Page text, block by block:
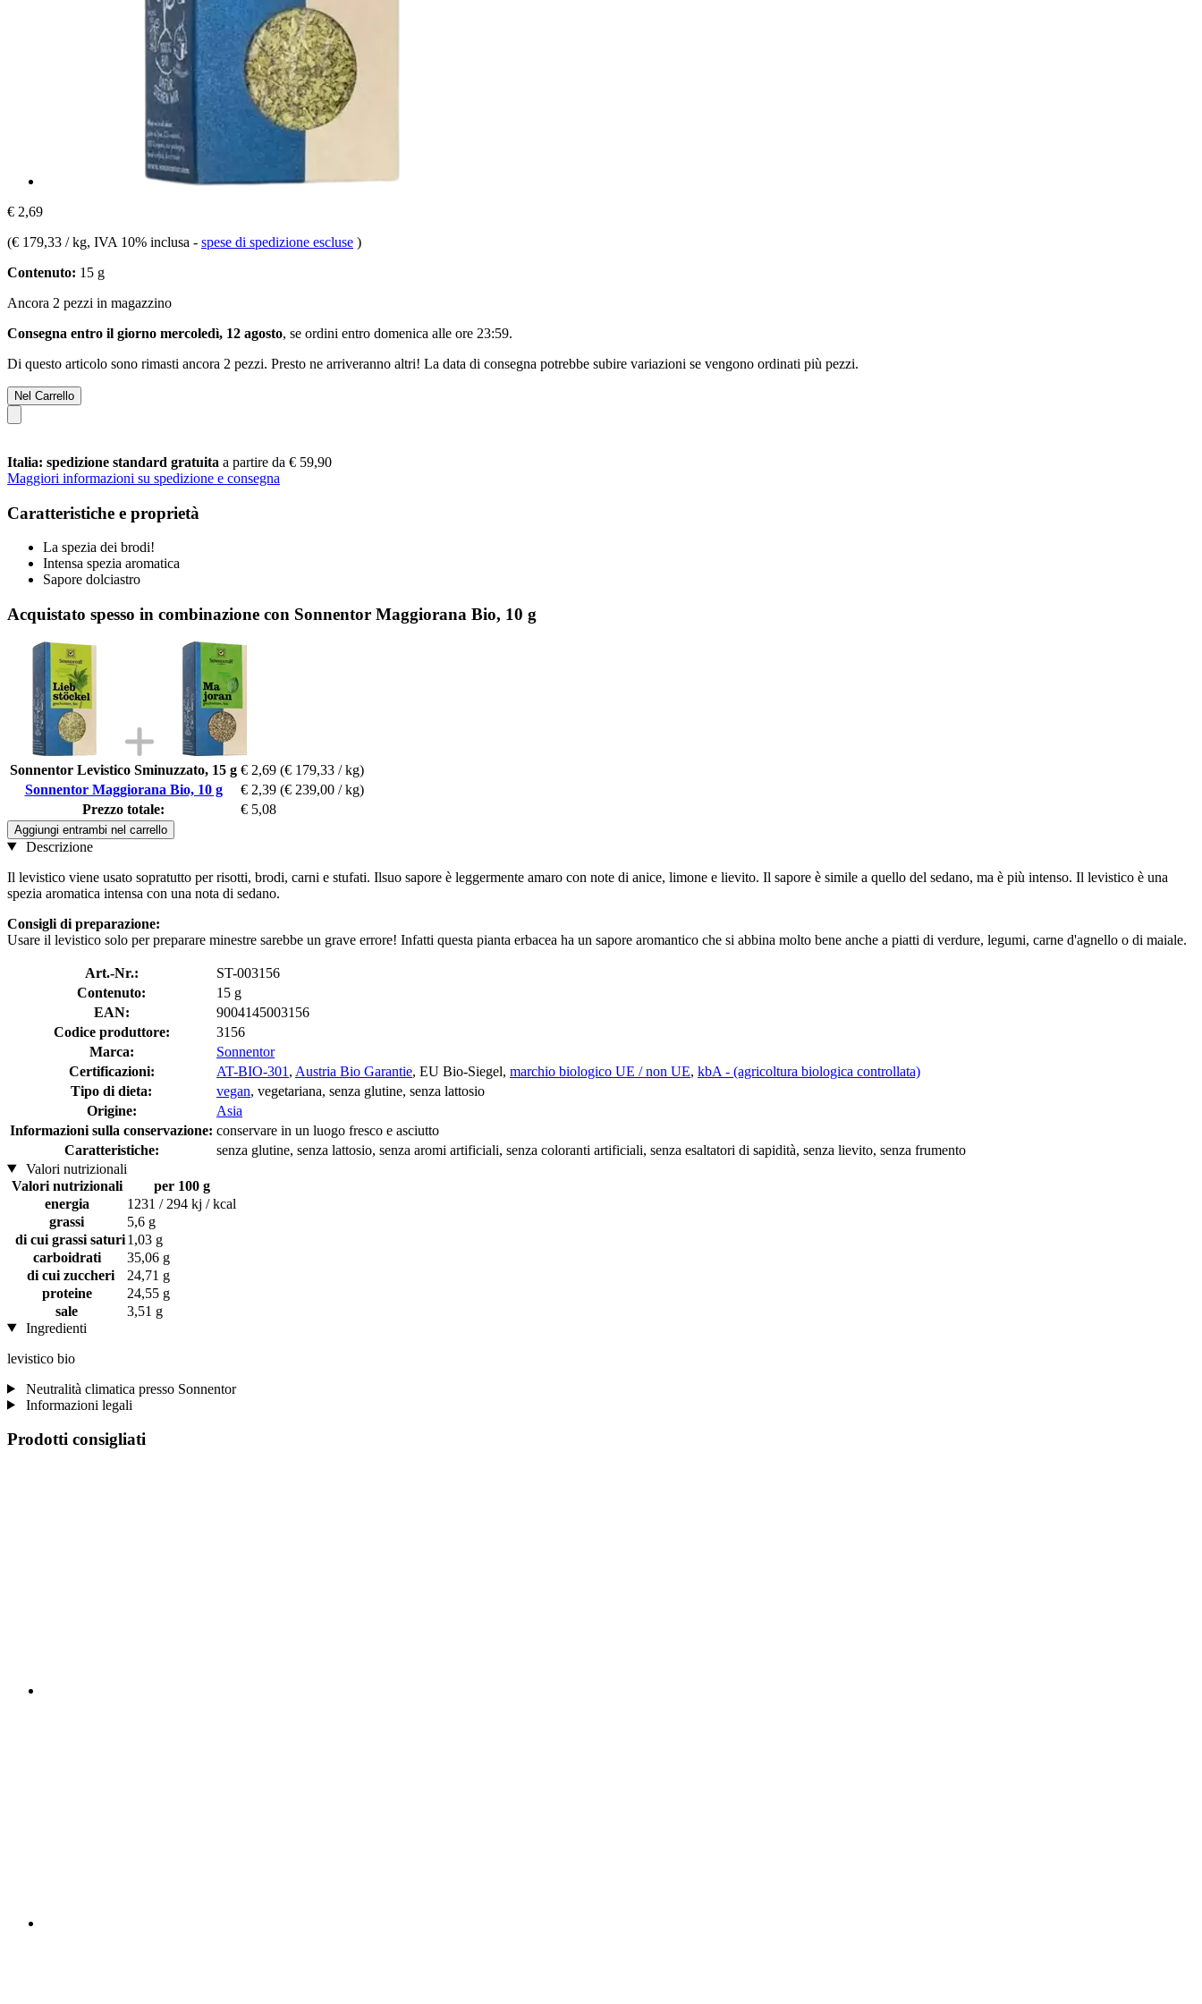
€ 2,69
(€ 179,33 / kg, IVA 10% inclusa - spese di spedizione escluse )
Contenuto: 15 g
Ancora 2 pezzi in magazzino
Consegna entro il giorno mercoledì, 12 agosto, se ordini entro domenica alle ore 23:59.
Di questo articolo sono rimasti ancora 2 pezzi. Presto ne arriveranno altri! La data di consegna potrebbe subire variazioni se vengono ordinati più pezzi.
Nel Carrello
Italia: spedizione standard gratuita a partire da € 59,90
Maggiori informazioni su spedizione e consegna
Caratteristiche e proprietà
La spezia dei brodi!
Intensa spezia aromatica
Sapore dolciastro
Acquistato spesso in combinazione con Sonnentor Maggiorana Bio, 10 g
Sonnentor Levistico Sminuzzato, 15 g € 2,69 (€ 179,33 / kg)
Sonnentor Maggiorana Bio, 10 g
€ 2,39 (€ 239,00 / kg)
Prezzo totale:
€ 5,08
Aggiungi entrambi nel carrello
Descrizione
Il levistico viene usato sopratutto per risotti, brodi, carni e stufati. Ilsuo sapore è leggermente amaro con note di anice, limone e lievito. Il sapore è simile a quello del sedano, ma è più intenso. Il levistico è una
spezia aromatica intensa con una nota di sedano.
Consigli di preparazione:
Usare il levistico solo per preparare minestre sarebbe un grave errore! Infatti questa pianta erbacea ha un sapore aromantico che si abbina molto bene anche a piatti di verdure, legumi, carne d'agnello o di maiale.
Art.-Nr.:
ST-003156
Contenuto:
15 g
EAN:
9004145003156
Codice produttore:
3156
Marca:
Sonnentor
Certificazioni:
AT-BIO-301 , Austria Bio Garantie, EU Bio-Siegel, marchio biologico UE / non UE, kbA - (agricoltura biologica controllata)
Tipo di dieta:
vegan, vegetariana, senza glutine, senza lattosio
Origine:
Asia
Informazioni sulla conservazione: conservare in un luogo fresco e asciutto
Caratteristiche:
senza glutine, senza lattosio, senza aromi artificiali, senza coloranti artificiali, senza esaltatori di sapidità, senza lievito, senza frumento
Valori nutrizionali
Valori nutrizionali
per 100 g
energia
1231 / 294 kj / kcal
grassi
5,6 g
di cui grassi saturi1,03 g
carboidrati
35,06 g
di cui zuccheri
24,71 g
proteine
24,55 g
sale
3,51 g
Ingredienti
levistico bio
Neutralità climatica presso Sonnentor
Informazioni legali
Prodotti consigliati